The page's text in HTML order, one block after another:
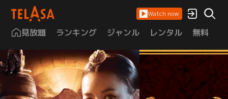
Watch now
見放題 ランキング ジャンル レンタル 無料